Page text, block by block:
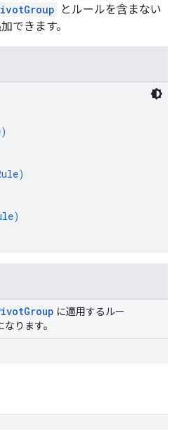
とルールを含まない
できます。
)
)
)
Group に適用するルー
ります。